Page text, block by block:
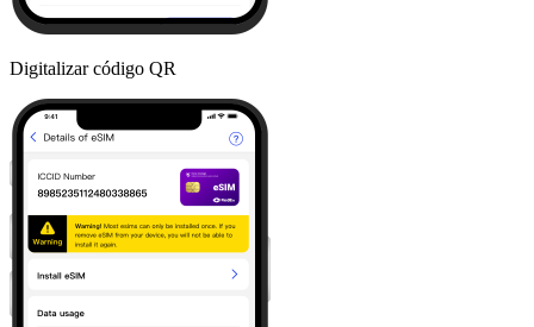
Digitalizar código QR